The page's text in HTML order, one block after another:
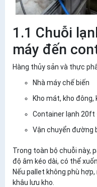
1.1 Chuỗi
máy đến
Hàng thủy sản và thực
Nhà máy chế biến
Kho mát, kho đông,
Container lạnh
Vận chuyển đường
Trong toàn bộ chuỗi này,
độ âm kéo dài, có thể
Nếu pallet không phù
khâu lưu kho.